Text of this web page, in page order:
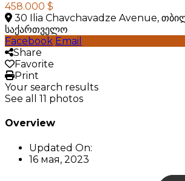
458.000 $
30 Ilia Chavchavadze Avenue,
საქართველო
Facebook Email
Share
Favorite
Print
Your search results
See all 11 photos
Overview
Updated On:
16 мая, 2023